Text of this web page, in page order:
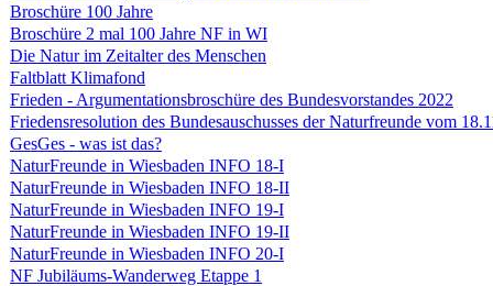
Broschüre 100 Jahre
Broschüre 2 mal 100 Jahre NF in WI
Die Natur im Zeitalter des Menschen
Faltblatt Klimafond
Frieden - Argumentationsbroschüre des Bundesvorstandes 2022
Friedensresolution des Bundesauschusses der Naturfreunde vom
GesGes - was ist das?
NaturFreunde in Wiesbaden INFO 18-I
NaturFreunde in Wiesbaden INFO 18-II
NaturFreunde in Wiesbaden INFO 19-I
NaturFreunde in Wiesbaden INFO 19-II
NaturFreunde in Wiesbaden INFO 20-I
NF Jubiläums-Wanderweg Etappe 1